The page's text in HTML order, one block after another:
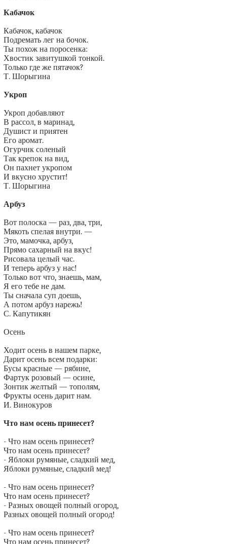
Кабачок
Кабачок, кабачок
Подремать лег на бочок.
Ты похож на поросенка:
Хвостик завитушкой тонкой.
Только где же пятачок?
Т. Шорыгина
Укроп
Укроп добавляют
В рассол, в маринад,
Душист и приятен
Его аромат.
Огурчик соленый
Так крепок на вид,
Он пахнет укропом
И вкусно хрустит!
Т. Шорыгина
Арбуз
Вот полоска — раз, два, три,
Мякоть спелая внутри. —
Это, мамочка, арбуз,
Прямо сахарный на вкус!
Рисовала целый час.
И теперь арбуз у нас!
Только вот что, знаешь, мам,
Я его тебе не дам.
Ты сначала суп доешь,
А потом арбуз нарежь!
С. Капутикян
Осень
Ходит осень в нашем парке,
Дарит осень всем подарки:
Бусы красные — рябине,
Фартук розовый — осине,
Зонтик желтый — тополям,
Фрукты осень дарит нам.
И. Винокуров
Что нам осень принесет?
- Что нам осень принесет?
Что нам осень принесет?
- Яблоки румяные, сладкий мед,
Яблоки румяные, сладкий мед!
- Что нам осень принесет?
Что нам осень принесет?
- Разных овощей полный огород,
Разных овощей полный огород!
- Что нам осень принесет?
Что нам осень принесет?